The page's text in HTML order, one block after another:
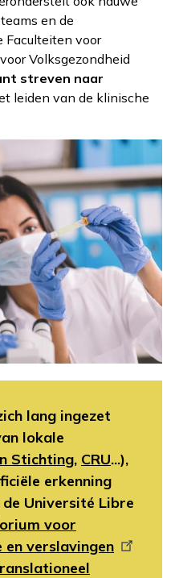
en de
Faculteiten voor
Volksgezondheid
streven naar
leiden van de klinische
lang ingezet
lokale
Stichting, CRU...),
erkenning
Université Libre
voor
en verslavingen